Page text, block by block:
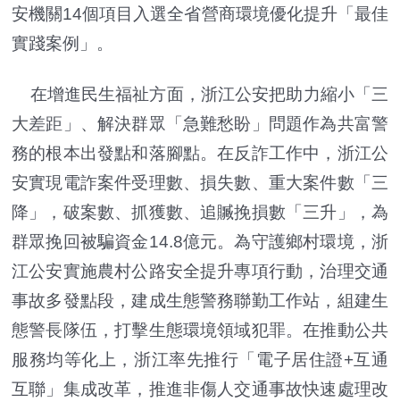
安機關14個項目入選全省營商環境優化提升「最佳
實踐案例」。
在增進民生福祉方面，浙江公安把助力縮小「三
大差距」、解決群眾「急難愁盼」問題作為共富警
務的根本出發點和落腳點。在反詐工作中，浙江公
安實現電詐案件受理數、損失數、重大案件數「三
降」，破案數、抓獲數、追贓挽損數「三升」，為
群眾挽回被騙資金14.8億元。為守護鄉村環境，浙
江公安實施農村公路安全提升專項行動，治理交通
事故多發點段，建成生態警務聯勤工作站，組建生
態警長隊伍，打擊生態環境領域犯罪。在推動公共
服務均等化上，浙江率先推行「電子居住證+互通
互聯」集成改革，推進非傷人交通事故快速處理改